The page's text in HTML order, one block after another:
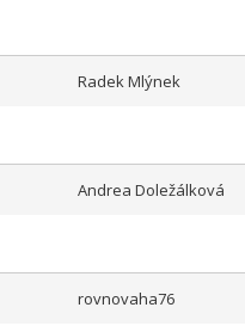
Radek Mlýnek
Andrea Doležálková
rovnovaha76